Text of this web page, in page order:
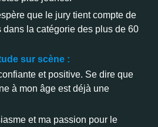
que le jury tient compte de
dans la catégorie des plus de 60
sur scène :
et positive. Se dire que
à mon âge est déjà une
et ma passion pour le